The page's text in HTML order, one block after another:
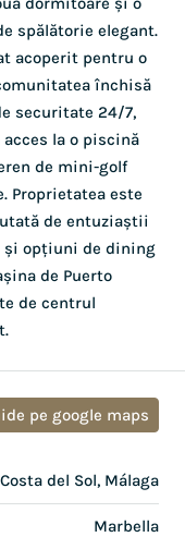
spălătorie elegant.
acoperit pentru o
închisă
securitate 24/7,
la o piscină
de mini-golf
este
de entuziaștii
și opțiuni de dining
de Puerto
de centrul
pe google maps
del Sol, Málaga
Marbella